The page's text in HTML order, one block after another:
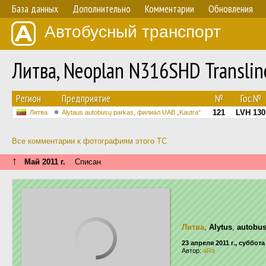
База данных Дополнительно Комментарии Обновления
Автобусный транспорт
Литва, Neoplan N316SHD
Регион Предприятие № Гос.№
Литва Alytaus autobusų parkas, филиал UAB „Kautra“ 121 LVH 130
Все комментарии к фотографиям этого ТС
↑ Май 2011 г. Списан
Литва, Alytus,
23 апреля 2011 г., суббота
Автор: aRa